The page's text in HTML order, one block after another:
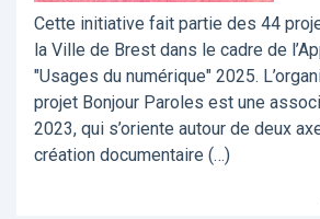
Cette initiative fait partie des 44
la Ville de Brest dans le cadre de
"Usages du numérique" 2025.
projet Bonjour Paroles est une
2023, qui s’oriente autour de deux
création documentaire (…)